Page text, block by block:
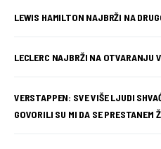
LEWIS HAMILTON NAJBRŽI NA
LECLERC NAJBRŽI NA OTVARANJU
VERSTAPPEN: SVE VIŠE LJUDI
GOVORILI SU MI DA SE PRESTANEM